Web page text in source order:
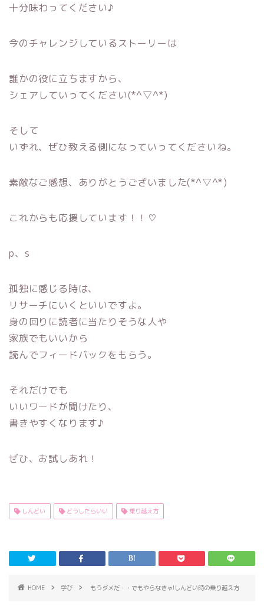
十分味わってください♪
今のチャレンジしているストーリーは
誰かの役に立ちますから、
シェアしていってください(*^▽^*)
そして
いずれ、ぜひ教える側になっていってくださいね。
素敵なご感想、ありがとうございました(*^▽^*)
これからも応援しています！！♡
p、s
孤独に感じる時は、
リサーチにいくといいですよ。
身の回りに読者に当たりそうな人や
家族でもいいから
読んでフィードバックをもらう。
それだけでも
いいワードが聞けたり、
書きやすくなります♪
ぜひ、お試しあれ！
しんどい どうしたらいい 乗り越え方
HOME 学び もうダメだ・・でもやらなきゃ!しんどい時の乗り越え方